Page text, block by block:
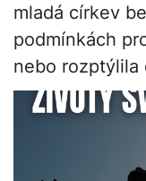
mladá církev
podmínkách
nebo rozptýlila